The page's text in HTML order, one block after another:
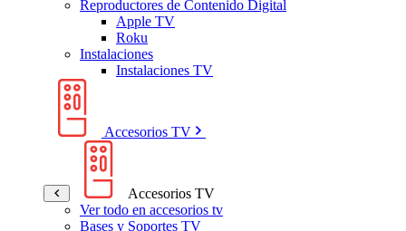
Reproductores de Contenido Digital
Apple TV
Roku
Instalaciones
Instalaciones TV
Accesorios TV
Accesorios TV
Ver todo en accesorios tv
Bases y Soportes TV